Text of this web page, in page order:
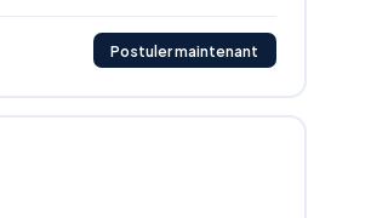
Postuler maintenant